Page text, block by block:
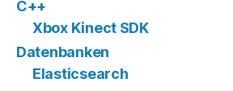
C++
Xbox Kinect SDK
Datenbanken
Elasticsearch